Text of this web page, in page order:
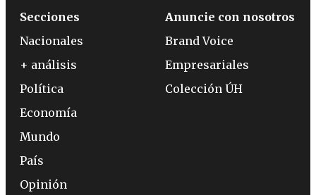
Secciones
Nacionales
+ análisis
Política
Economía
Mundo
País
Opinión
Anuncie con nosotros
Brand Voice
Empresariales
Colección ÚH